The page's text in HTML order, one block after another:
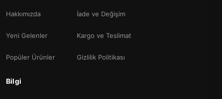
Hakkımızda
Yeni Gelenler
Popüler Ürünler
İade ve Değişim
Kargo ve Teslimat
Gizlilik Politikası
Bilgi